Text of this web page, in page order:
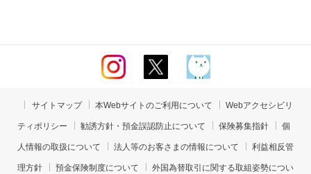
サイトマップ 本Webサイトのご利用について Webアクセシビリ
ティポリシー 勧誘方針・預金誤認防止について 保険募集指針 個
人情報の取扱について 法人等のお客さまの情報について 利益相反管
理方針 預金保険制度について 外国為替取引に関する取組姿勢につい